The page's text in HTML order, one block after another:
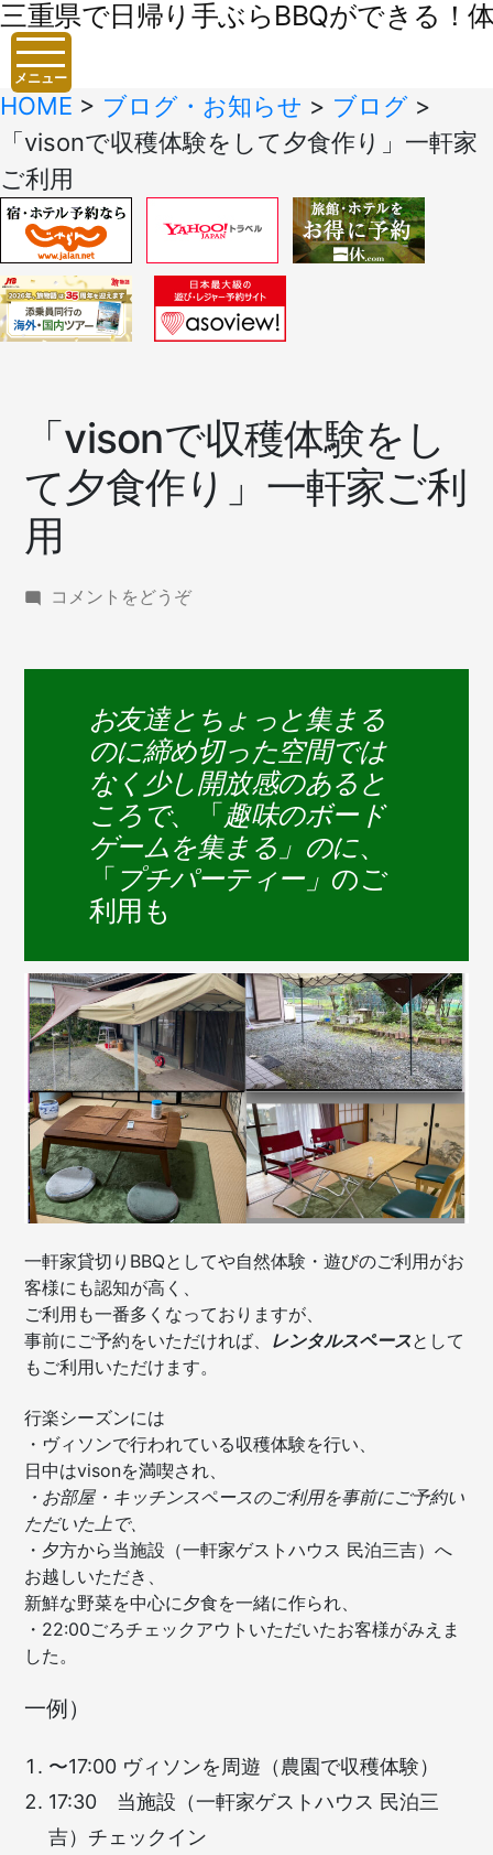
三重県で日帰り手ぶらBBQができる！
メニュー
HOME > ブログ・お知らせ > ブログ >
「visonで収穫体験をして夕食作り」一軒家
ご利用
「visonで収穫体験をし
て夕食作り」一軒家ご利
用
コメントをどうぞ(「vison
穫
験
を
し
て
食
作
家
ご
利
用)
お友達とちょっと集まる
のに締め切った空間では
なく少し開放感のあると
ころで、「趣味のボード
ゲームを集まる」のに、
「 プチパーティー」 のご
利用も
一軒家貸切りBBQとしてや自然体験・遊びのご利用がお
客様にも認知が高く、
ご利用も一番多くなっておりますが、
事前にご予約をいただければ、 レンタルスペースとして
もご利用いただけます。
行楽シーズンには
・ヴィソンで行われている収穫体験を行い、
日中はvisonを満喫され、
・お部屋・キッチンスペースのご利用を事前にご予約い
ただいた上で、
・夕方から当施設（一軒家ゲストハウス 民泊三吉）へ
お越しいただき、
新鮮な野菜を中心に夕食を一緒に作られ、
・22:00ごろチェックアウトいただいたお客様がみえま
した。
一例）
〜17:00 ヴィソンを周遊（農園で収穫体験）
17:30 当施設（一軒家ゲストハウス 民泊三
吉）チェックイン